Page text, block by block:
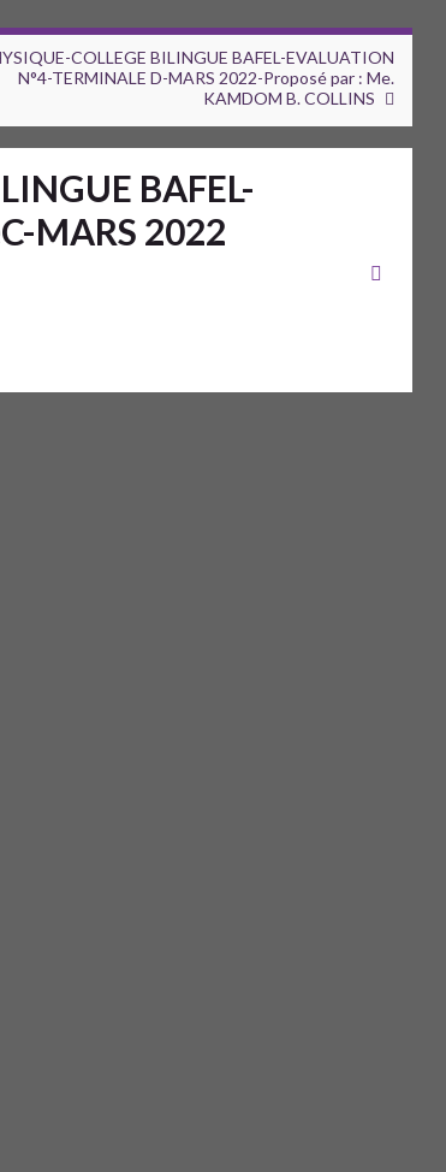
COLLEGE BILINGUE BAFEL-EVALUATION
N°4-TERMINALE D-MARS 2022-Proposé par : Me.
KAMDOM B. COLLINS
BAFEL-
MARS 2022